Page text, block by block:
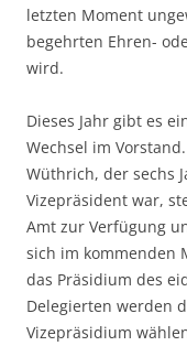
letzten Moment
begehrten Ehren-
wird.
Dieses Jahr gibt es
Wechsel im
Wüthrich, der sechs
Vizepräsident war,
Amt zur Verfügung
sich im kommenden
das Präsidium des
Delegierten werden
Vizepräsidium